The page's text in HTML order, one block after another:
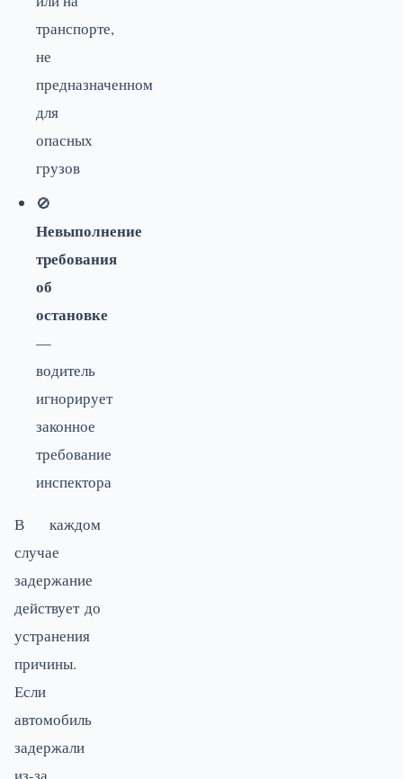
транспорте,
не
предназначенном
для
опасных
грузов
🚫
Невыполнение
требования
об
остановке
—
водитель
игнорирует
законное
требование
инспектора
В каждом
случае
задержание
действует до
устранения
причины.
Если
автомобиль
задержали